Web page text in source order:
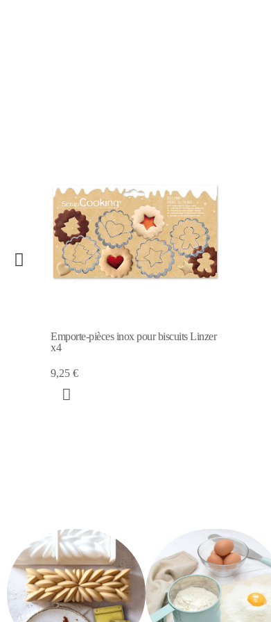
Emporte-pièces inox pour biscuits Linzer
x4
9,25 €